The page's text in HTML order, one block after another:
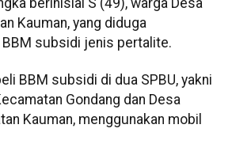
Kauman, yang diduga
BBM subsidi jenis pertalite.
BBM subsidi di dua SPBU, yakni
Gondang dan Desa
Kauman, menggunakan mobil